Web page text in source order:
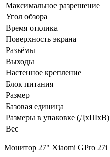
Максимальное разрешение
Угол обзора
Время отклика
Поверхность экрана
Разъёмы
Выходы
Настенное крепление
Блок питания
Размер
Базовая единица
Размеры в упаковке (ДхШхВ)
Вес
Монитор 27" Xiaomi GPro